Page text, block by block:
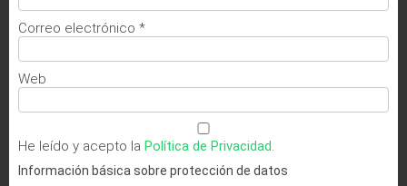
Correo electrónico *
Web
He leído y acepto la Política de Privacidad.
Información básica sobre protección de datos